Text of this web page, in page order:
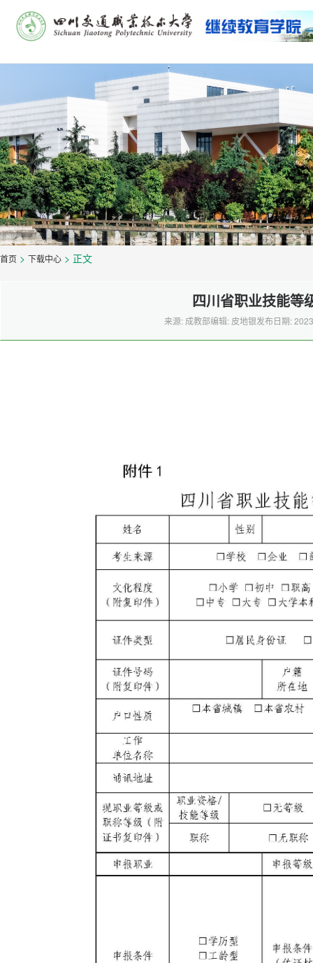
首页 > 下载中心 > 正文
四川省职业技能等
来源: 成教部编辑: 皮地银发布日期: